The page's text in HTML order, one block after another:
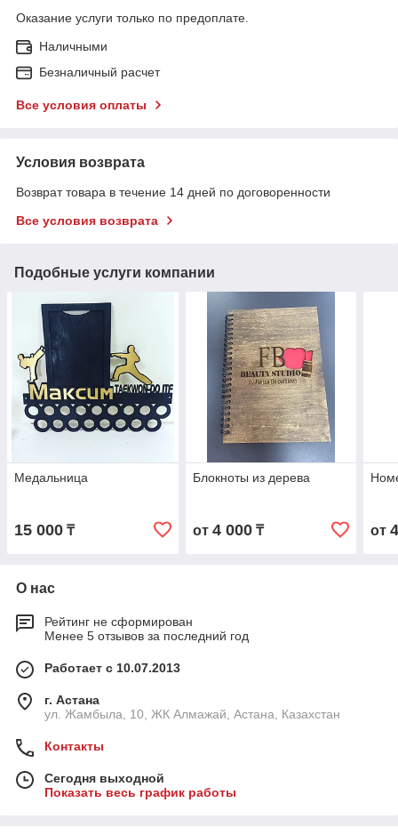
Оказание услуги только по предоплате.
Наличными
Безналичный расчет
Все условия оплаты
Условия возврата
Возврат товара в течение 14 дней по договоренности
Все условия возврата
Подобные услуги компании
Медальница
15 000 ₸
Блокноты из дерева
от 4 000₸ от
О нас
Рейтинг не сформирован
Менее 5 отзывов за последний год
Работает с 10.07.2013
г. Астана
ул. Жамбыла, 10, ЖК Алмажай, Астана, Казахстан
Контакты
Сегодня выходной
Показать весь график работы